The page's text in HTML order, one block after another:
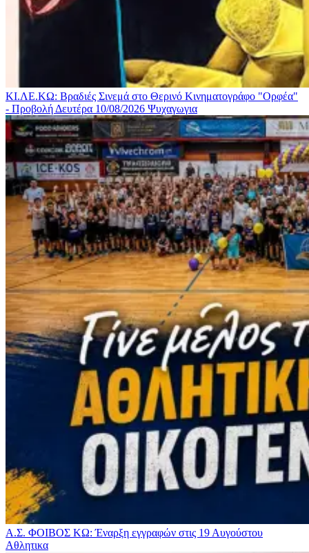
ΚΙ.ΛΕ.ΚΩ: Βραδιές Σινεμά στο Θερινό Κινηματογράφο "Ορφέα"
- Προβολή Δευτέρα 10/08/2026 Ψυχαγωγια
Α.Σ. ΦΟΙΒΟΣ ΚΩ: Έναρξη εγγραφών στις 19 Αυγούστου
Αθλητικα